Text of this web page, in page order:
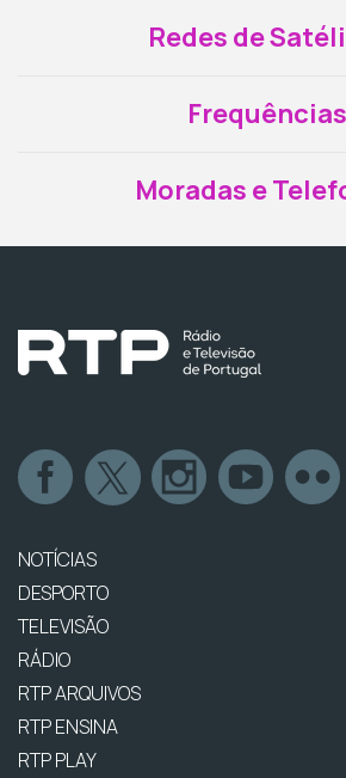
Redes de
Frequências
Moradas e
NOTÍCIAS
DESPORTO
TELEVISÃO
RÁDIO
RTP ARQUIVOS
RTP ENSINA
RTP PLAY